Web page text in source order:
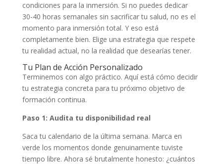
condiciones para la inmersión. Si no puedes dedicar
30-40 horas semanales sin sacrificar tu salud, no es el
momento para inmersión total. Y eso está
completamente bien. Elige una estrategia que respete
tu realidad actual, no la realidad que desearías tener.
Tu Plan de Acción Personalizado
Terminemos con algo práctico. Aquí está cómo decidir
tu estrategia concreta para tu próximo objetivo de
formación continua.
Paso 1: Audita tu disponibilidad real
Saca tu calendario de la última semana. Marca en
verde los momentos donde genuinamente tuviste
tiempo libre. Ahora sé brutalmente honesto: ¿cuántos